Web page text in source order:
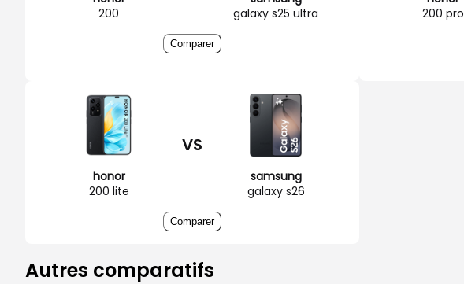
200
galaxy s25 ultra
Comparer
200 pro
honor
200 lite
VS
samsung
galaxy s26
Comparer
Autres comparatifs